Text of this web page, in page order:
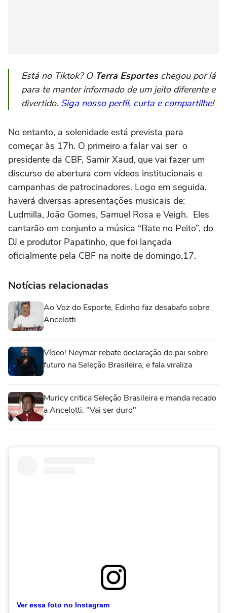
Está no Tiktok? O Terra Esporteschegou por lá
para te manter informado de um jeito diferente e
divertido. Siga nosso perfil, curta e compartilhe!
No entanto, a solenidade está prevista para
começar às 17h. O primeiro a falar vai ser o
presidente da CBF, Samir Xaud, que vai fazer um
discurso de abertura com vídeos institucionais e
campanhas de patrocinadores. Logo em seguida,
haverá diversas apresentações musicais de:
Ludmilla, João Gomes, Samuel Rosa e Veigh. Eles
cantarão em conjunto a música “Bate no Peito”, do
DJ e produtor Papatinho, que foi lançada
oficialmente pela CBF na noite de domingo,17.
Notícias relacionadas
Ao Voz do Esporte, Edinho faz desabafo sobre
Ancelotti
Vídeo! Neymar rebate declaração do pai sobre
futuro na Seleção Brasileira, e fala viraliza
Muricy critica Seleção Brasileira e manda recado
a Ancelotti: "Vai ser duro"
Ver essa foto no Instagram